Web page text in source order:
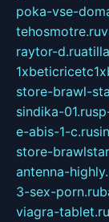
poka-vse-
tehosmotre.ru
raytor-d.ru
store-brawl-
sindika-01.ru
e-abis-1-c.ru
store-
antenna-
3-sex-porn.ru
viagra-tablet.ru